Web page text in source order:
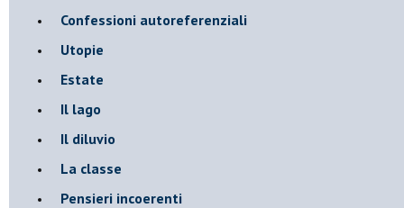
Confessioni autoreferenziali
Utopie
Estate
Il lago
Il diluvio
La classe
Pensieri incoerenti